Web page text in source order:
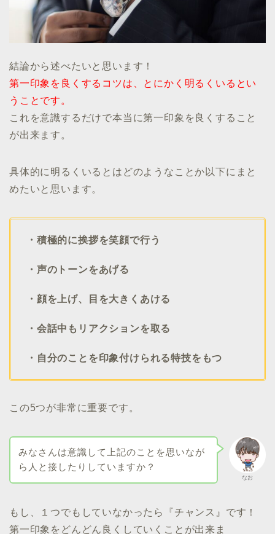
結論から述べたいと思います！
第一印象を良くするコツは、とにかく明るくいるとい
うことです。
これを意識するだけで本当に第一印象を良くすること
が出来ます。
具体的に明るくいるとはどのようなことか以下にまと
めたいと思います。
・積極的に挨拶を笑顔で行う
・声のトーンをあげる
・顔を上げ、目を大きくあける
・会話中もリアクションを取る
・自分のことを印象付けられる特技をもつ
この5つが非常に重要です。
なお
みなさんは意識して上記のことを思いなが
ら人と接したりしていますか？
もし、１つでもしていなかったら『チャンス』です！
第一印象をどんどん良くしていくことが出来ま